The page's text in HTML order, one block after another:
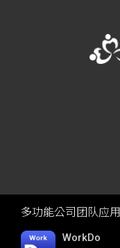
多功能公司团队应用
WorkDo